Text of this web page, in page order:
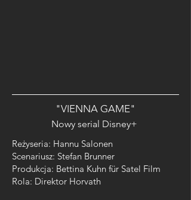
"VIENNA GAME"
Nowy serial Disney+
Reżyseria: Hannu Salonen
Scenariusz: Stefan Brunner
Produkcja: Bettina Kuhn für Satel Film
Rola: Direktor Horvath